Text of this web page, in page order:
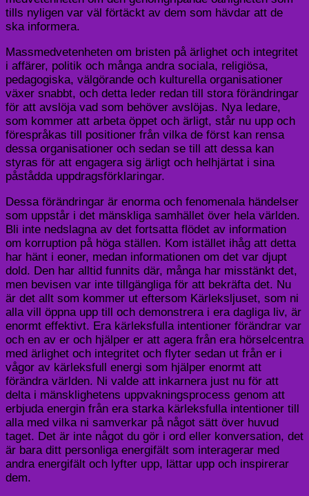
tills nyligen var väl förtäckt av dem som hävdar att de
ska informera.
Massmedvetenheten om bristen på ärlighet och integritet
i affärer, politik och många andra sociala, religiösa,
pedagogiska, välgörande och kulturella organisationer
växer snabbt, och detta leder redan till stora förändringar
för att avslöja vad som behöver avslöjas. Nya ledare,
som kommer att arbeta öppet och ärligt, står nu upp och
förespråkas till positioner från vilka de först kan rensa
dessa organisationer och sedan se till att dessa kan
styras för att engagera sig ärligt och helhjärtat i sina
påstådda uppdragsförklaringar.
Dessa förändringar är enorma och fenomenala händelser
som uppstår i det mänskliga samhället över hela världen.
Bli inte nedslagna av det fortsatta flödet av information
om korruption på höga ställen. Kom istället ihåg att detta
har hänt i eoner, medan informationen om det var djupt
dold. Den har alltid funnits där, många har misstänkt det,
men bevisen var inte tillgängliga för att bekräfta det. Nu
är det allt som kommer ut eftersom Kärleksljuset, som ni
alla vill öppna upp till och demonstrera i era dagliga liv, är
enormt effektivt. Era kärleksfulla intentioner förändrar var
och en av er och hjälper er att agera från era hörselcentra
med ärlighet och integritet och flyter sedan ut från er i
vågor av kärleksfull energi som hjälper enormt att
förändra världen. Ni valde att inkarnera just nu för att
delta i mänsklighetens uppvakningsprocess genom att
erbjuda energin från era starka kärleksfulla intentioner till
alla med vilka ni samverkar på något sätt över huvud
taget. Det är inte något du gör i ord eller konversation, det
är bara ditt personliga energifält som interagerar med
andra energifält och lyfter upp, lättar upp och inspirerar
dem.